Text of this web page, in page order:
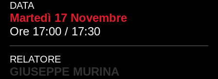
DATA
Martedì 17 Novembre
Ore 17:00 / 17:30
RELATORE
GIUSEPPE MURINA